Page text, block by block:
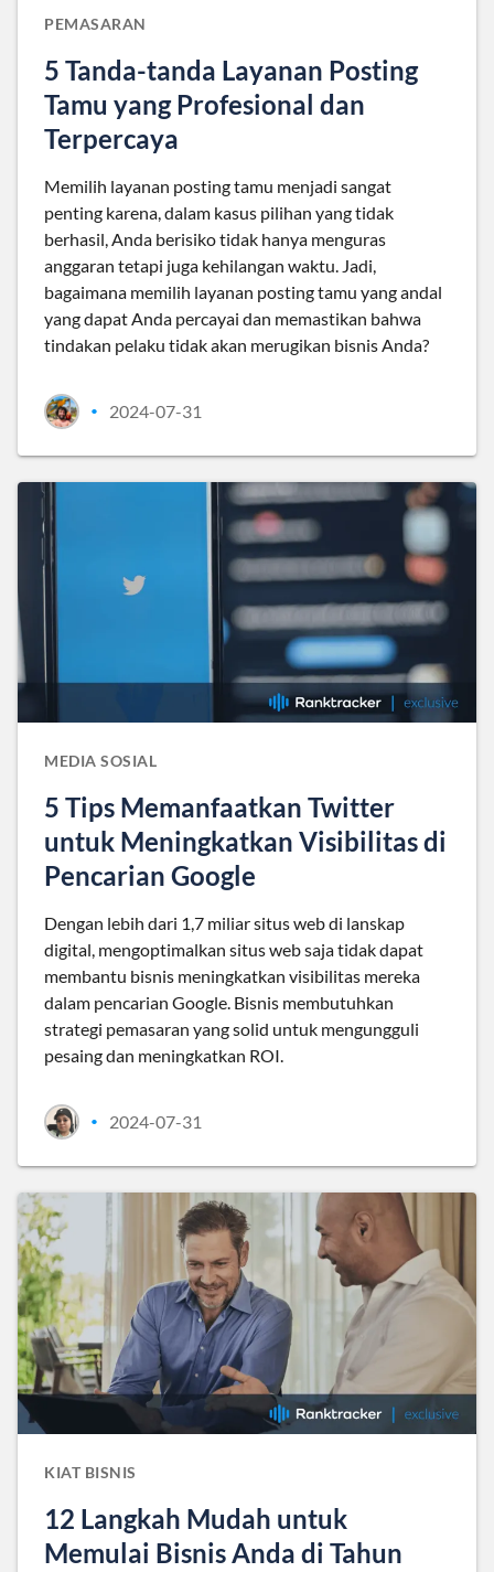
PEMASARAN
5 Tanda-tanda Layanan Posting
Tamu yang Profesional dan
Terpercaya
Memilih layanan posting tamu menjadi sangat
penting karena, dalam kasus pilihan yang tidak
berhasil, Anda berisiko tidak hanya menguras
anggaran tetapi juga kehilangan waktu. Jadi,
bagaimana memilih layanan posting tamu yang andal
yang dapat Anda percayai dan memastikan bahwa
tindakan pelaku tidak akan merugikan bisnis Anda?
• 2024-07-31
MEDIA SOSIAL
5 Tips Memanfaatkan Twitter
untuk Meningkatkan Visibilitas di
Pencarian Google
Dengan lebih dari 1,7 miliar situs web di lanskap
digital, mengoptimalkan situs web saja tidak dapat
membantu bisnis meningkatkan visibilitas mereka
dalam pencarian Google. Bisnis membutuhkan
strategi pemasaran yang solid untuk mengungguli
pesaing dan meningkatkan ROI.
• 2024-07-31
KIAT BISNIS
12 Langkah Mudah untuk
Memulai Bisnis Anda di Tahun